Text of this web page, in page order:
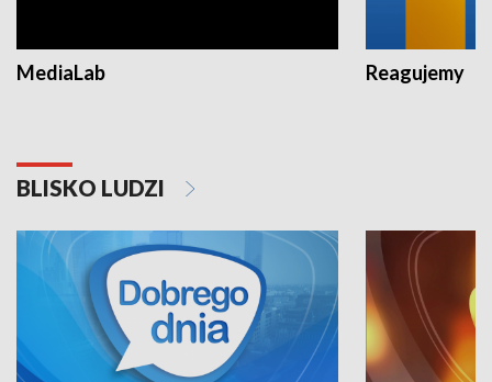
MediaLab Reagujemy
BLISKO LUDZI